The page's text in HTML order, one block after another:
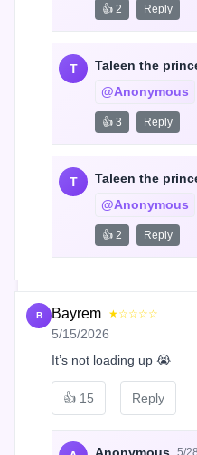
👍 2 Reply
T Taleen the
@Anonymous
👍 3 Reply
T Taleen the
@Anonymous
👍 2 Reply
B Bayrem ★☆☆☆☆
5/15/2026
It’s not loading up 😭
👍 15 Reply
Anonymous 5/